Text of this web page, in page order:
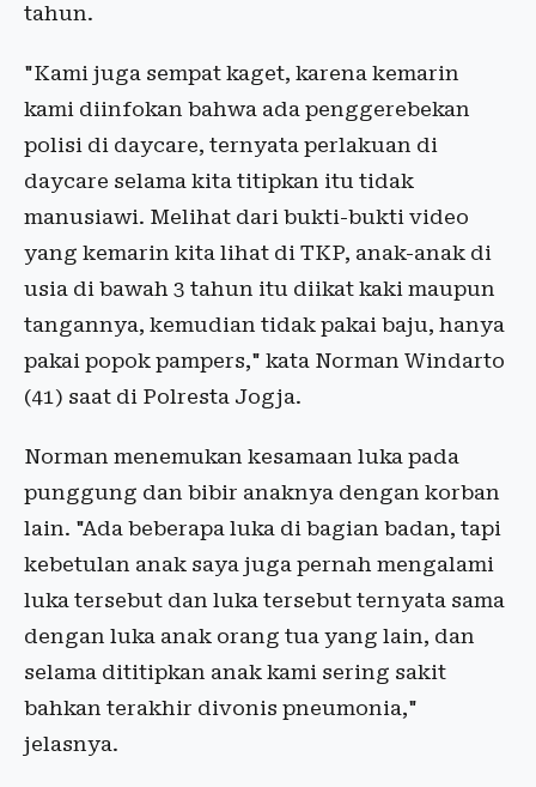
tahun.
"Kami juga sempat kaget, karena kemarin
kami diinfokan bahwa ada penggerebekan
polisi di daycare, ternyata perlakuan di
daycare selama kita titipkan itu tidak
manusiawi. Melihat dari bukti-bukti video
yang kemarin kita lihat di TKP, anak-anak di
usia di bawah 3 tahun itu diikat kaki maupun
tangannya, kemudian tidak pakai baju, hanya
pakai popok pampers," kata Norman Windarto
(41) saat di Polresta Jogja.
Norman menemukan kesamaan luka pada
punggung dan bibir anaknya dengan korban
lain. "Ada beberapa luka di bagian badan, tapi
kebetulan anak saya juga pernah mengalami
luka tersebut dan luka tersebut ternyata sama
dengan luka anak orang tua yang lain, dan
selama dititipkan anak kami sering sakit
bahkan terakhir divonis pneumonia,"
jelasnya.